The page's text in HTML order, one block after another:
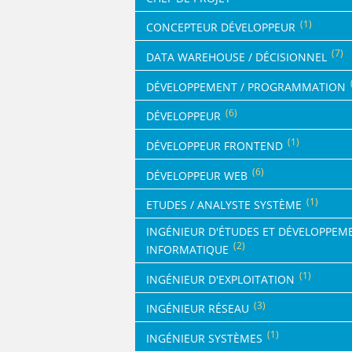
MARCQ-EN-BAROEUL
LENS
MAUBEUGE
LIÉVIN
SOISSONS
LOMME
MÉCANIQUE
MÉTIERS DE BOUCHE
OPERATEUR DE PRODUCTION
OPERATEUR RÉGLEUR
PRODUCTION
PRODUCTION / CONDUITE MACHINE
SÉCURITÉ
DOUAI
VALENCIENNES
COMPIÈGNE
WATTRELOS
MARCQ-EN-BAROEUL
LENS
MAUBEUGE
LIÉVIN
SOISSONS
LOMME
WATTRELOS
MARCQ-EN-BAROEUL
LENS
MAUBEUGE
LIÉVIN
SOISSONS
LOMME
INSPECTION / CONTRÔLE
MÉCANICIEN AUTOMOBILE
MÉTIERS DE BOUCHE
PRÉPARATEUR DE
RESTAURATION
SCIENCES HUMAINES
VENDEUR BOUTIQUE &
CONCEPTEUR DÉVELOPPEUR (1)
DATA WAREHOUSE / DÉCISIONNEL (7)
DÉVELOPPEMENT / PROGRAMMATION
DÉVELOPPEUR (6)
DÉVELOPPEUR FRONTEND (1)
DÉVELOPPEUR WEB (6)
ETUDES / ANALYSTE SYSTÈME (1)
INGÉNIEUR D'ÉTUDES ET
INFORMATIQUE (2)
INGÉNIEUR D'EXPLOITATION (1)
INGÉNIEUR RÉSEAU (3)
INGÉNIEUR SYSTÈMES (1)